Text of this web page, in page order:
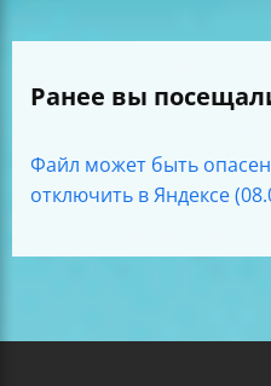
Ранее вы
Файл может быть опасен
отключить в Яндексе